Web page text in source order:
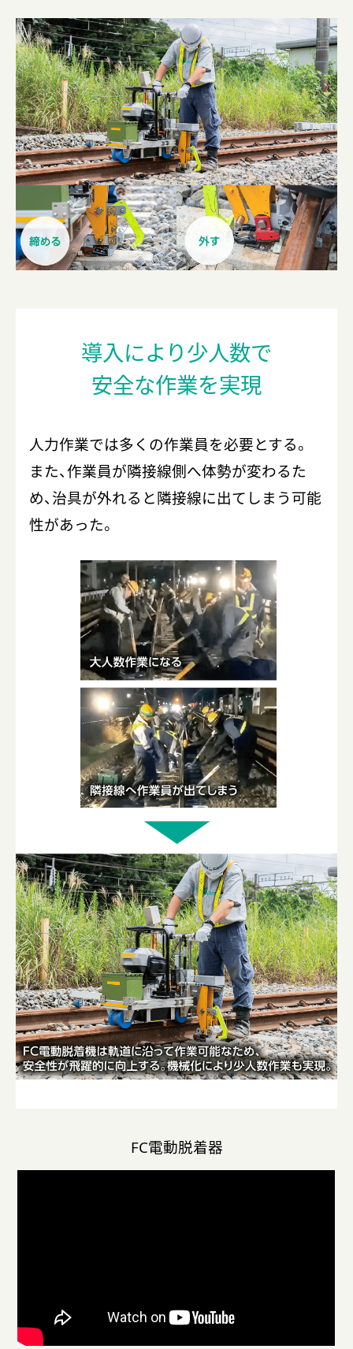
導入により少人数で
安全な作業を実現
人力作業では多くの作業員を必要とする。
また、作業員が隣接線側へ体勢が変わるた
め、治具が外れると隣接線に出てしまう可能
性があった。
FC電動脱着器